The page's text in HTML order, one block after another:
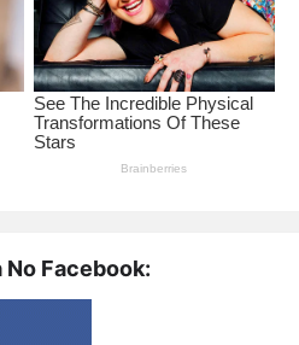
No Facebook: